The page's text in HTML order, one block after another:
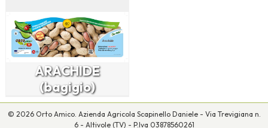
ARACHIDE
(bagigio)
© 2026 Orto Amico. Azienda Agricola Scapinello Daniele - Via Trevigiana n.
6 - Altivole (TV) - P.Iva 03878560261